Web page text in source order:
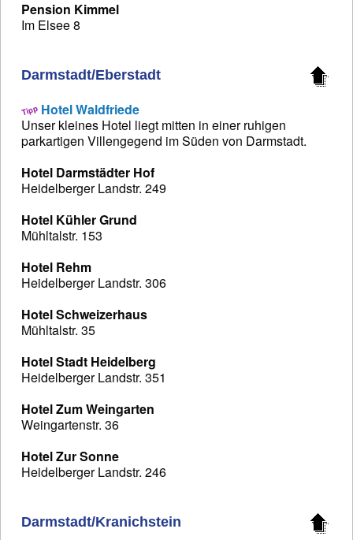
Pension Kimmel
Im Elsee 8
Darmstadt/Eberstadt
Hotel Waldfriede
Unser kleines Hotel liegt mitten in einer ruhigen
parkartigen Villengegend im Süden von Darmstadt.
Hotel Darmstädter Hof
Heidelberger Landstr. 249
Hotel Kühler Grund
Mühltalstr. 153
Hotel Rehm
Heidelberger Landstr. 306
Hotel Schweizerhaus
Mühltalstr. 35
Hotel Stadt Heidelberg
Heidelberger Landstr. 351
Hotel Zum Weingarten
Weingartenstr. 36
Hotel Zur Sonne
Heidelberger Landstr. 246
Darmstadt/Kranichstein